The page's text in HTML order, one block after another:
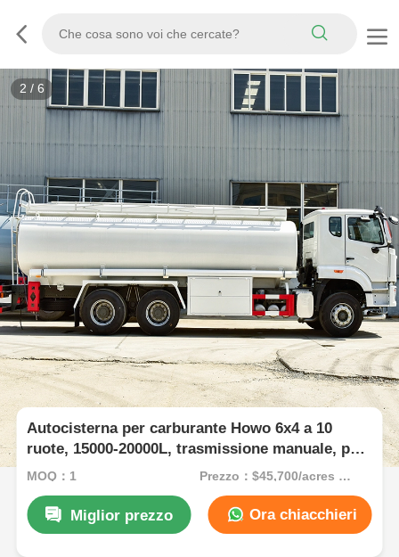
3 / 6
Autocisterna per carburante Howo 6x4 a 10
ruote, 15000-20000L, trasmissione manuale, per
trasporto
MOQ：1 Prezzo：$45,700/acres 1-49 acres
Miglior prezzo Ora chiacchieri